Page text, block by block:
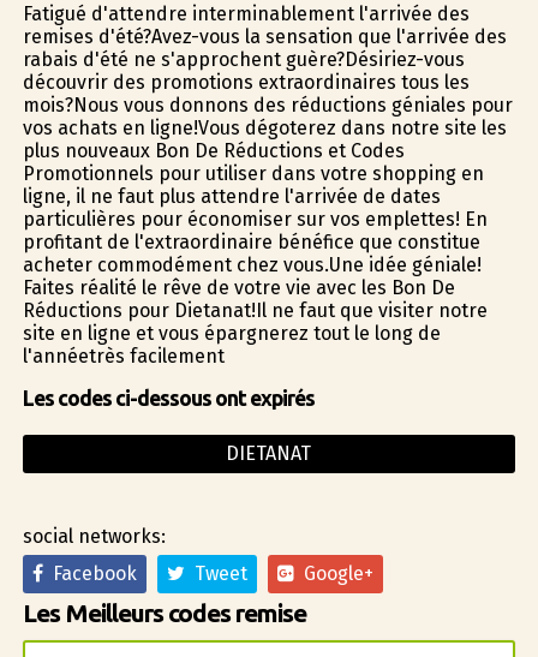
Fatigué d'attendre interminablement l'arrivée des
remises d'été?Avez-vous la sensation que l'arrivée des
rabais d'été ne s'approchent guère?Désiriez-vous
découvrir des promotions extraordinaires tous les
mois?Nous vous donnons des réductions géniales pour
vos achats en ligne!Vous dégoterez dans notre site les
plus nouveaux Bon De Réductions et Codes
Promotionnels pour utiliser dans votre shopping en
ligne, il ne faut plus attendre l'arrivée de dates
particulières pour économiser sur vos emplettes! En
profitant de l'extraordinaire bénéfice que constitue
acheter commodément chez vous.Une idée géniale!
Faites réalité le rêve de votre vie avec les Bon De
Réductions pour Dietanat!Il ne faut que visiter notre
site en ligne et vous épargnerez tout le long de
l'annéetrès facilement
Les codes ci-dessous ont expirés
DIETANAT
social networks:
Facebook
Tweet Google+
Les Meilleurs codes remise